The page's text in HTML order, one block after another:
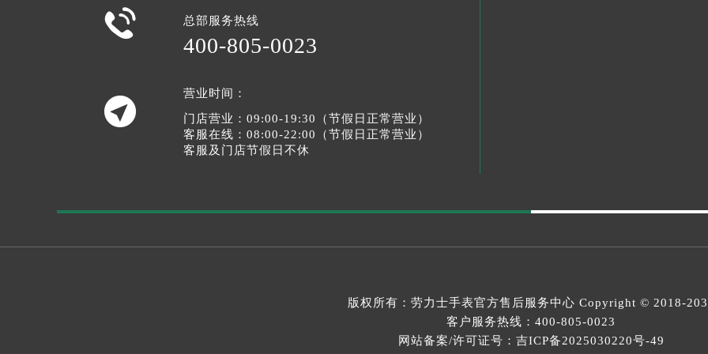
 总部服务热线
400-805-0023

营业时间：
门店营业：09:00-19:30（节假日正常营业）
客服在线：08:00-22:00（节假日正常营业）
客服及门店节假日不休
版权所有： 劳力士手表官方售后服务中心 Copyright © 2018-
客户服务热线： 400-805-0023
网站备案/许可证号：吉ICP备2025030220号-49